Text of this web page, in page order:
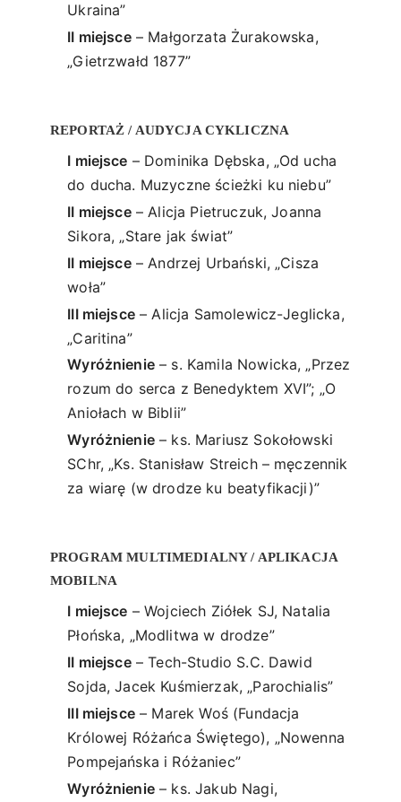
Ukraina”
II miejsce– Małgorzata Żurakowska,
„Gietrzwałd 1877”
REPORTAŻ / AUDYCJA CYKLICZNA
I miejsce – Dominika Dębska, „Od ucha
do ducha. Muzyczne ścieżki ku niebu”
II miejsce– Alicja Pietruczuk, Joanna
Sikora, „Stare jak świat”
II miejsce– Andrzej Urbański, „Cisza
woła”
III miejsce– Alicja Samolewicz-Jeglicka,
„Caritina”
Wyróżnienie– s. Kamila Nowicka, „Przez
rozum do serca z Benedyktem XVI”; „O
Aniołach w Biblii”
Wyróżnienie– ks. Mariusz Sokołowski
SChr, „Ks. Stanisław Streich – męczennik
za wiarę (w drodze ku beatyfikacji)”
PROGRAM MULTIMEDIALNY / APLIKACJA
MOBILNA
I miejsce – Wojciech Ziółek SJ, Natalia
Płońska, „Modlitwa w drodze”
II miejsce– Tech-Studio S.C. Dawid
Sojda, Jacek Kuśmierzak, „Parochialis”
III miejsce– Marek Woś (Fundacja
Królowej Różańca Świętego), „Nowenna
Pompejańska i Różaniec”
Wyróżnienie– ks. Jakub Nagi,